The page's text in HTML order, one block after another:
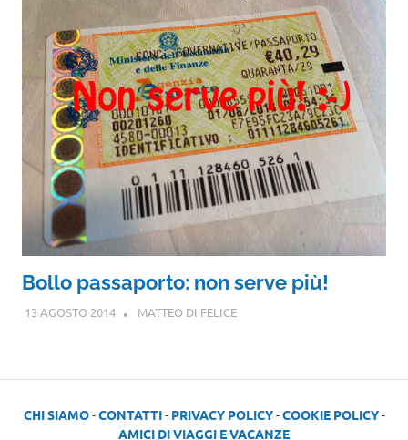
Bollo passaporto: non serve più!
13 AGOSTO 2014 MATTEO DI FELICE
CHI SIAMO-CONTATTI- PRIVACY POLICY-COOKIE POLICY-
AMICI DI VIAGGI E VACANZE